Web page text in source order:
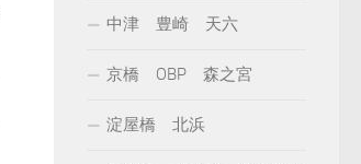
中津 豊崎 天六
京橋 OBP 森之宮
淀屋橋 北浜